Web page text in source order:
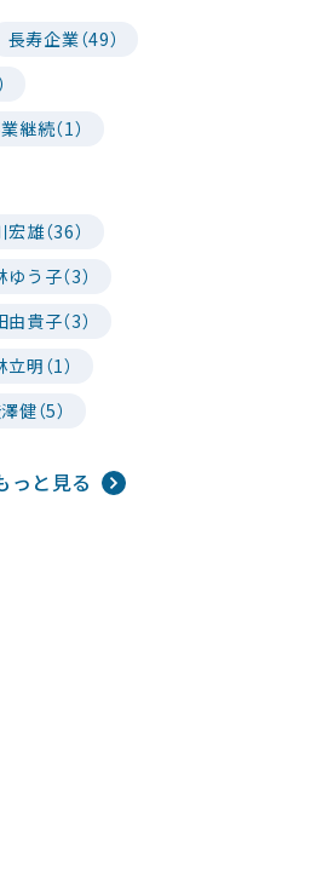
長寿企業（49）
継続（1）
雄（36）
う子（3）
貴子（3）
明（1）
健（5）
っと見る